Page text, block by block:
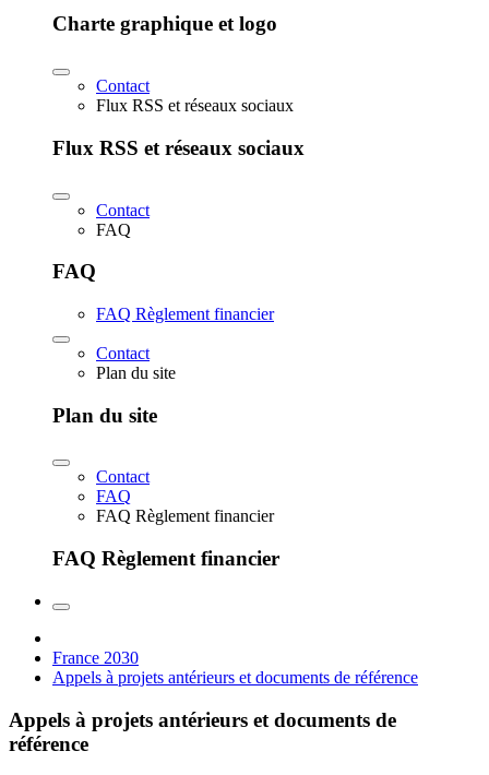
Charte graphique et logo
Contact
Flux RSS et réseaux sociaux
Flux RSS et réseaux sociaux
Contact
FAQ
FAQ
FAQ Règlement financier
Contact
Plan du site
Plan du site
Contact
FAQ
FAQ Règlement financier
FAQ Règlement financier
France 2030
Appels à projets antérieurs et documents de référence
Appels à projets antérieurs et documents de
référence